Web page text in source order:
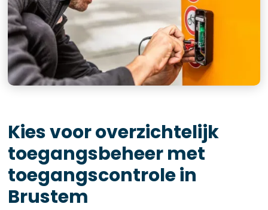
Kies voor overzichtelijk
toegangsbeheer met
toegangscontrole in
Brustem